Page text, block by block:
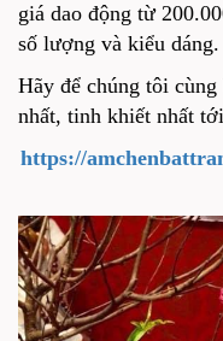
giá dao động từ
số lượng và kiểu dáng.
Hãy để chúng tôi cùng
nhất, tinh khiết nhất
https://